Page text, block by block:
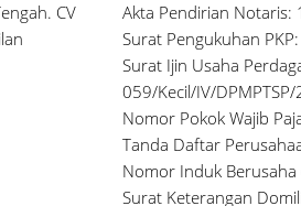
CV
Akta Pendirian Notaris:
Surat Pengukuhan
Surat Ijin Usaha
059/Kecil/IV/
Nomor Pokok Wajib
Tanda Daftar
Nomor Induk
Surat Keterangan